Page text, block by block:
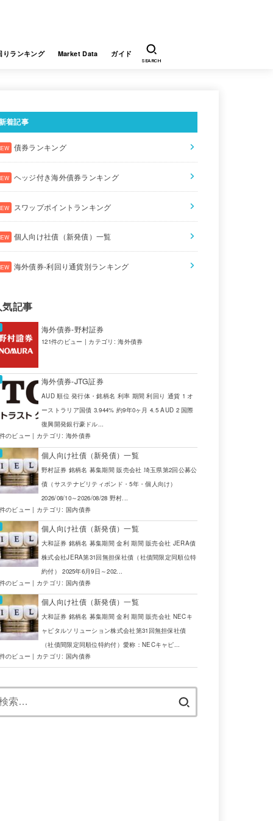
りランキング Market Data ガイド
SEARCH
イント利回り 通貨
USD JTG証券
USD JTG証券
EUR JTG証券
GBP 大和証券
USD JTG証券
ZAR JTG証券
USD JTG証券
USD JTG証券
ZAR JTG証券
ZAR SBI証券
ZAR SBI証券
AUD 野村証券
USD JTG証券
USD JTG証券
着記事
債券ランキング
ヘッジ付き海外債券ランキング
スワップポイントランキング
個人向け社債（新発債）一覧
海外債券-利回り通貨別ランキング
気記事
海外債券-野村証券
121件のビュー | カテゴリ:海外債券
海外債券-JTG証券
AUD 順位 発行体・銘柄名 利率 期間 利回り 通貨 1 オ
ーストラリア国債 3.944% 約9年0ヶ月 4.5 AUD 2 国際
復興開発銀行豪ドル...
のビュー | カテゴリ: 海外債券
個人向け社債（新発債）一覧
野村証券 銘柄名 募集期間 販売会社 埼玉県第2回公募公
債（サステナビリティボンド・5年・個人向け）
2026/08/10～2026/08/28 野村...
のビュー | カテゴリ: 国内債券
個人向け社債（新発債）一覧
大和証券 銘柄名 募集期間 金利 期間 販売会社 JERA債
株式会社JERA第31回無担保社債（社債間限定同順位特
約付） 2025年6月9日～202...
のビュー | カテゴリ: 国内債券
個人向け社債（新発債）一覧
大和証券 銘柄名 募集期間 金利 期間 販売会社 NECキ
ャピタルソリューション株式会社第31回無担保社債
（社債間限定同順位特約付）愛称：NECキャピ...
のビュー | カテゴリ: 国内債券